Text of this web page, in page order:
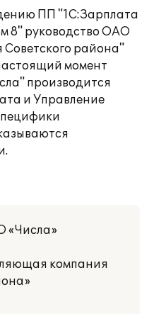
ПП "1С:Зарплата
8" руководство ОАО
района"
момент
производится
и Управление
«Числа»
компания